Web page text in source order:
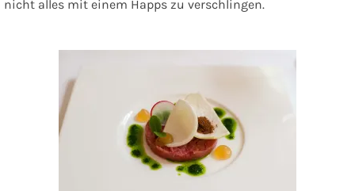
nicht alles mit einem Happs zu verschlingen.